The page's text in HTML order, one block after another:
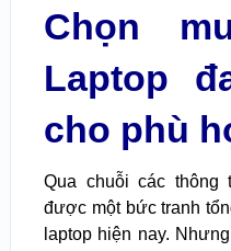
Chọn
Laptop
cho phù
Qua chuỗi các thông
được một bức tranh
laptop hiện nay.